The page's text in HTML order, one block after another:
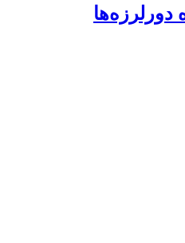
دورلرزه‌ها